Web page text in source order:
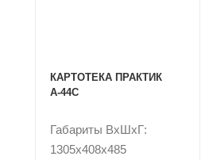
КАРТОТЕКА ПРАКТИК
А-44С
Габариты ВxШxГ:
1305x408x485